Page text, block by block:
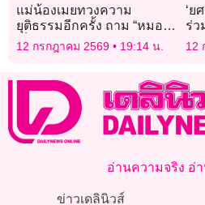
แม่น้องเมยทวงความ
ยุติธรรมอีกครั้ง ถาม “หมอ”ดู
เด็กชักตายต่อหน้าต่อตาได้ยัง
12 กรกฎาคม 2569 19:14 น.
‘ย
ร่ว
ศรี
12
อ่านความจริง อ่
ข่าวเดลินิวส์